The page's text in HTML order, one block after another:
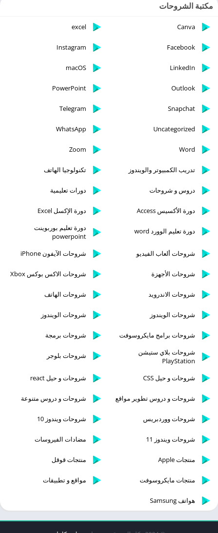
مكتبة الشروحات
Canva
excel
Facebook
Instagram
LinkedIn
macOS
Outlook
PowerPoint
Snapchat
Telegram
Uncategorized
WhatsApp
Word
Zoom
تدريب الكمبيوتر والويندوز تكنولوجيا الهاتف
دروس و شروحات دورات تعليمية
دورة الأكسيس Access دورة الإكسل Excel
دورة تعليم الوورد word
دورة تعليم بوربوينت
powerpoint
شروحات ألعاب الفيديو
شروحات الآيفون iPhone
شروحات الأجهزة شروحات الاكس بوكس Xbox
شروحات الاندرويد شروحات الهاتف
شروحات الويندوز شروحات الويندوز
شروحات برامج مايكروسوفت
شروحات برمجة
شروحات بلاي ستيشن
PlayStation
شروحات بلوجر
شروحات و حيل CSS شروحات و حيل react
شروحات و دروس تطوير مواقع شروحات و دروس متنوعة
شروحات ووردبريس شروحات ويندوز 10
شروحات ويندوز 11 مضادات الفيروسات
منتجات Apple منتجات قوقل
منتجات مايكروسوفت مواقع و تطبيقات
هواتف Samsung